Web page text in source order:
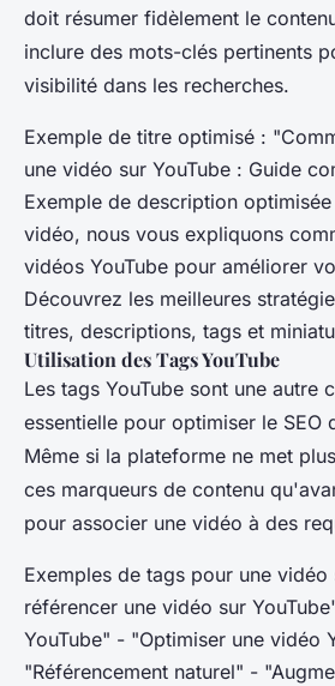
doit résumer fidèlement le
inclure des mots-clés pertinents
visibilité dans les recherches.
Exemple de titre optimisé :
une vidéo sur YouTube : Guide
Exemple de description
vidéo, nous vous expliquons
vidéos YouTube pour améliorer
Découvrez les meilleures
titres, descriptions, tags et
Utilisation des Tags YouTube
Les tags YouTube sont une autre
essentielle pour optimiser le SEO
Même si la plateforme ne met
ces marqueurs de contenu
pour associer une vidéo à des
Exemples de tags pour une
référencer une vidéo sur
YouTube" - "Optimiser une vidéo
"Référencement naturel" -